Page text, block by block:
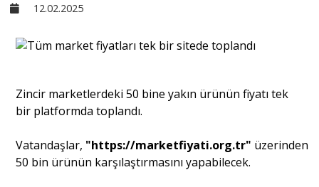
Ekonomi
Dünya
12.02.2025
Zincir marketlerdeki 50 bine yakın ürünün fiyatı tek
bir platformda toplandı.
Vatandaşlar, "https://marketfiyati.org.tr" üzerinden
50 bin ürünün karşılaştırmasını yapabilecek.